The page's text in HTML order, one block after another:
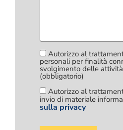
Autorizzo al
personali per finalità
svolgimento delle
(obbligatorio)
Autorizzo al
invio di materiale
sulla privacy
Si